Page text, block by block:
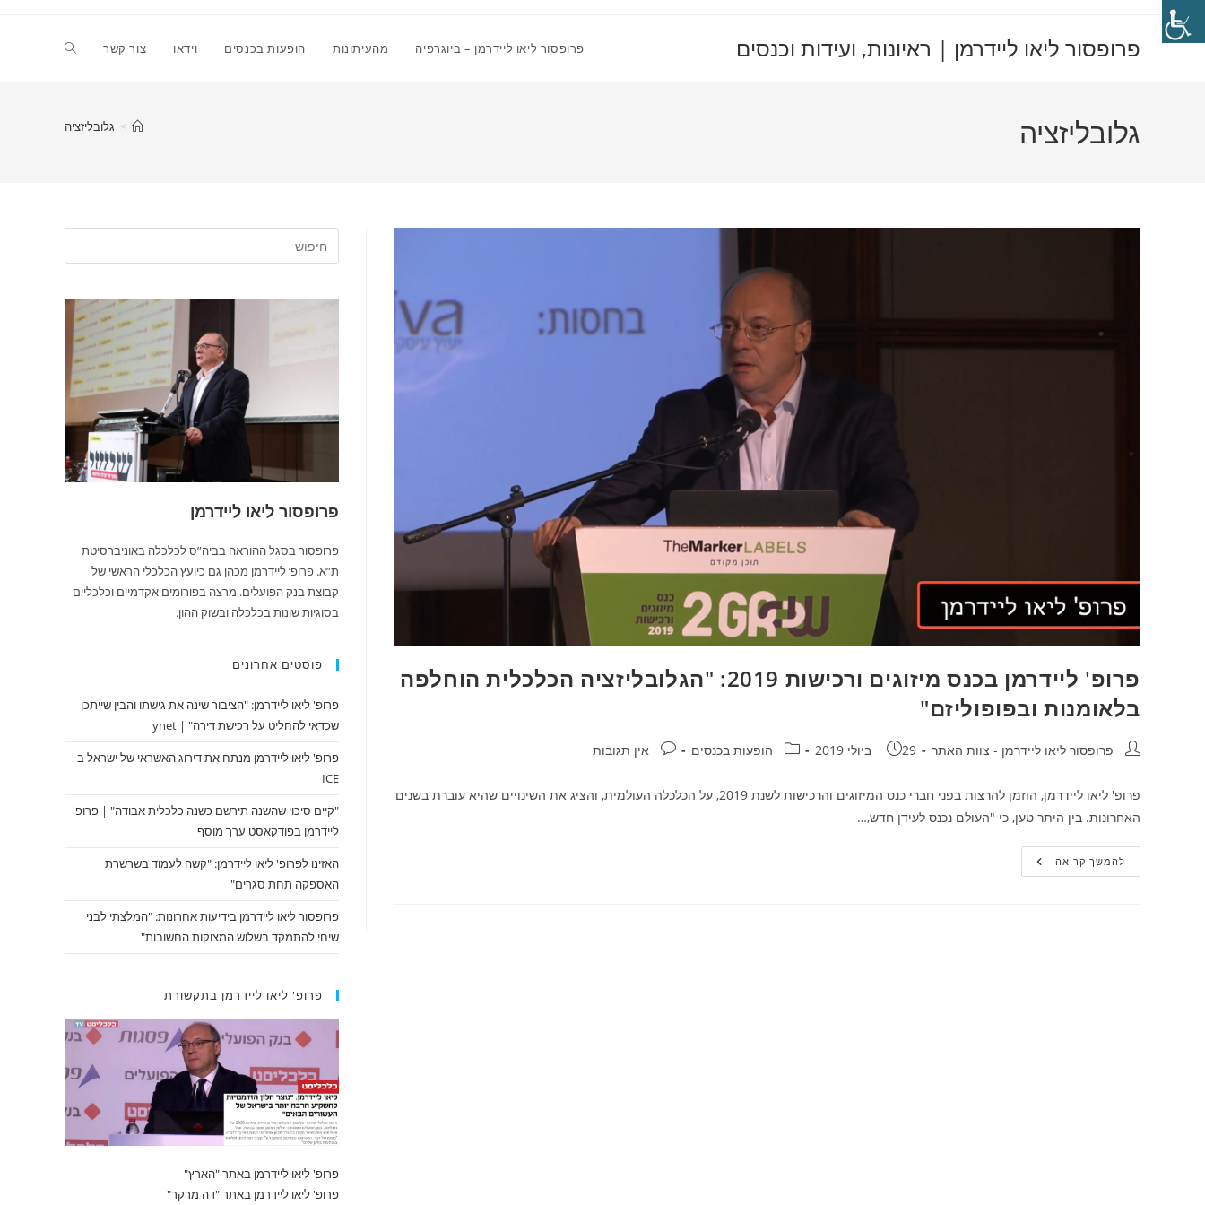
פרופסור ליאו ליידרמן | ראיונות, ועידות וכנסים פרופסור ליאו ליידרמן – ביוגרפיה מהעיתונות הופעות בכנסים וידאו צור קשר Toggle
גלובליזציה > גלובליזציה
פרופ' ליידרמן בכנס מיזוגים ורכישות 2019: "הגלובליזציה הכלכלית הוחלפה
בלאומנות ובפופוליזם"
מחבר:פרופסור ליאו ליידרמן - צוות האתר פורסם:
29 ביולי 2019 קטגוריה:הופעות בכנסים תגובות:אין תגובות
פרופ' ליאו ליידרמן, הוזמן להרצות בפני חברי כנס המיזוגים והרכישות לשנת 2019, על הכלכלה העולמית, והציג את השינויים שהיא עוברת בשנים
האחרונות. בין היתר טען, כי "העולם נכנס לעידן חדש,…
להמשך קריאהפרופ'
ליידרמן
פרופסור ליאו ליידרמן
פרופסור בסגל ההוראה בביה”ס לכלכלה באוניברסיטת
ת”א. פרופ’ ליידרמן מכהן גם כיועץ הכלכלי הראשי של
קבוצת בנק הפועלים. מרצה בפורומים אקדמיים וכלכליים
בסוגיות שונות בכלכלה ובשוק ההון.
פוסטים אחרונים
פרופ' ליאו ליידרמן: "הציבור שינה את גישתו והבין שייתכן
שכדאי להחליט על רכישת דירה" | ynet
פרופ' ליאו ליידרמן מנתח את דירוג האשראי של ישראל ב-
ICE
"קיים סיכוי שהשנה תירשם כשנה כלכלית אבודה" | פרופ'
ליידרמן בפודקאסט ערך מוסף
האזינו לפרופ' ליאו ליידרמן: "קשה לעמוד בשרשרת
האספקה תחת סגרים"
פרופסור ליאו ליידרמן בידיעות אחרונות: "המלצתי לבני
שיחי להתמקד בשלוש המצוקות החשובות"
פרופ' ליאו ליידרמן בתקשורת
פרופ' ליאו ליידרמן באתר "הארץ"
פרופ' ליאו ליידרמן באתר "דה מרקר"